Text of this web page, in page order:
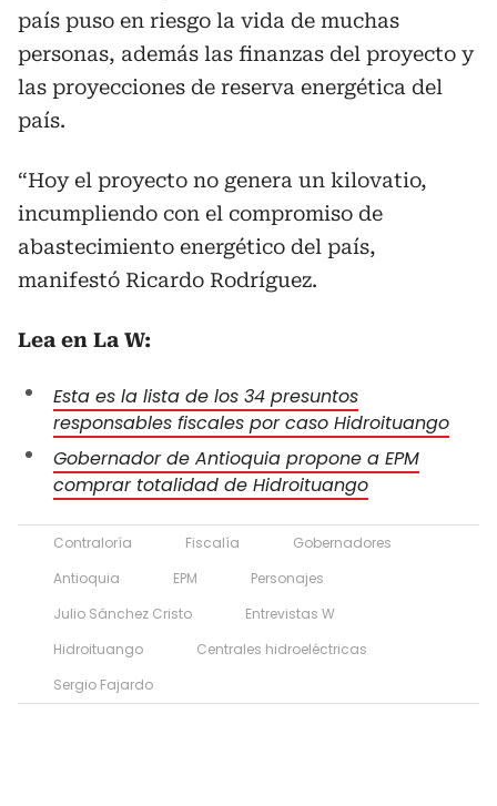
país puso en riesgo la vida de muchas
personas, además las finanzas del proyecto y
las proyecciones de reserva energética del
país.
“Hoy el proyecto no genera un kilovatio,
incumpliendo con el compromiso de
abastecimiento energético del país,
manifestó Ricardo Rodríguez.
Lea en La W:
Esta es la lista de los 34 presuntos
responsables fiscales por caso Hidroituango
Gobernador de Antioquia propone a EPM
comprar totalidad de Hidroituango
Contraloría Fiscalía
Gobernadores
Antioquia
EPM
Personajes
Julio Sánchez Cristo
Entrevistas W
Hidroituango
Centrales hidroeléctricas
Sergio Fajardo